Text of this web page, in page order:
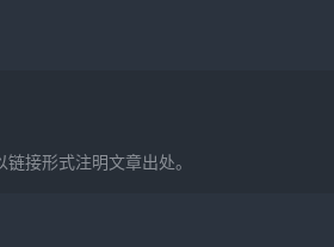
接形式注明文章出处。